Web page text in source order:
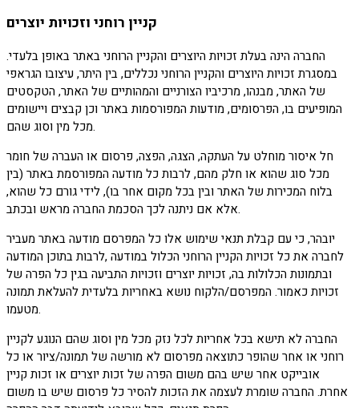
קניין רוחני וזכויות יוצרים
החברה הינה בעלת זכויות היוצרים והקניין הרוחני באתר באופן בלעדי.
במסגרת זכויות היוצרים והקניין הרוחני נכללים, בין היתר, עיצובו הגראפי
של האתר, מבנהו, מרכיביו הצורניים והמהותיים של האתר, הטקסטים
המופיעים בו, הפרסומים, מודעות המפורסמות באתר וכן קבצים ויישומים
מכל מין וסוג שהם.
חל איסור מוחלט על העתקה, הצגה, הפצה, פרסום או העברה של חומר
מכל סוג שהוא או חלק מהם, לרבות כל מודעה המפורסמת באתר (בין
בלוח המכירות של האתר ובין בכל מקום אחר בו), לידי גורם כל שהוא,
אלא אם ניתנה לכך הסכמת החברה מראש ובכתב.
יובהר, כי עם קבלת תנאי שימוש אלו כל המפרסם מודעה באתר מעביר
לחברה את כל זכויות הקניין הרוחני הכלול במודעה ,לרבות בתוכן המודעה
ובתמונות הכלולות בה, זכויות יוצרים וזכויות התביעה בגין כל הפרה של
זכויות כאמור. המפרסם/הלקוח נושא באחריות בלעדית להעלאת תמונה
מטעמו.
החברה לא תישא בכל אחריות לכל נזק מכל מין וסוג שהם הנוגע לקניין
רוחני או אחר שהופר כתוצאה מפרסום לא מורשה של תמונה/ציור או כל
אובייקט אחר שיש בהם משום הפרה של זכות יוצרים או זכות קניין
אחרת. החברה שומרת לעצמה את הזכות להסיר כל פרסום שיש בו משום